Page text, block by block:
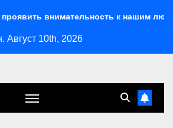
к нашим любимцам: забота
Август 10th, 2026